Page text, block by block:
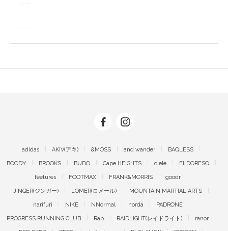
adidas AKIV(アキ) &MOSS and wander BAQLESS
BOODY BROOKS BUDO Cape HEIGHTS ciele ELDORESO
feetures FOOTMAX FRANK&MORRIS goodr
JINGER(ジンガー) LOMER(ロメール) MOUNTAIN MARTIAL ARTS
narifuri NIKE NNormal norda PADRONE
PROGRESS RUNNING CLUB Rab RAIDLIGHT(レイドライト) ranor